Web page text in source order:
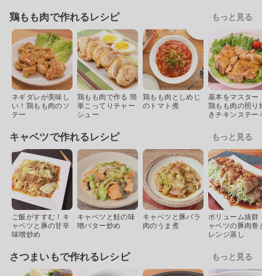
鶏もも肉で作れるレシピ もっと見る
ネギダレが美味し
い！鶏もも肉のソ
テー
鶏もも肉で作る 簡
単こってりチャー
シュー
鶏もも肉としめじ
のトマト煮
基本をマスター
鶏もも肉の照り
きチキンステー
キャベツで作れるレシピ もっと見る
ご飯がすすむ！キ
ャベツと豚の甘辛
味噌炒め
キャベツと鮭の味
噌バター炒め
キャベツと豚バラ
肉のうま煮
ボリューム抜群
ャベツの豚肉巻
レンジ蒸し
さつまいもで作れるレシピ もっと見る